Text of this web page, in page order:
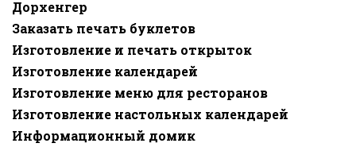
Дорхенгер
Заказать печать буклетов
Изготовление и печать открыток
Изготовление календарей
Изготовление меню для ресторанов
Изготовление настольных календарей
Информационный домик